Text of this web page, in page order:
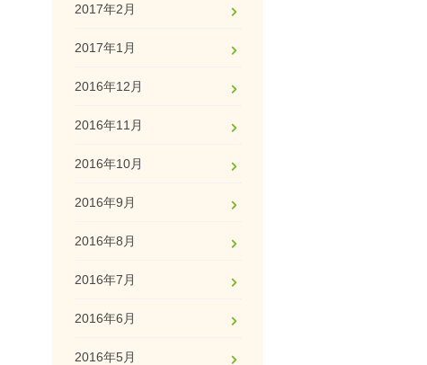
2017年2月
2017年1月
2016年12月
2016年11月
2016年10月
2016年9月
2016年8月
2016年7月
2016年6月
2016年5月